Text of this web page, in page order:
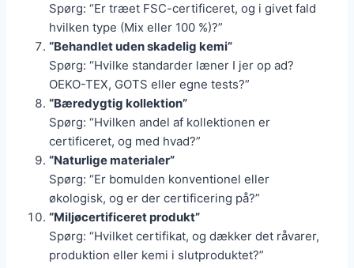
Spørg: “Er træet FSC-certificeret, og i givet fald
hvilken type (Mix eller 100 %)?”
“Behandlet uden skadelig kemi”
Spørg: “Hvilke standarder læner I jer op ad?
OEKO-TEX, GOTS eller egne tests?”
“Bæredygtig kollektion”
Spørg: “Hvilken andel af kollektionen er
certificeret, og med hvad?”
“Naturlige materialer”
Spørg: “Er bomulden konventionel eller
økologisk, og er der certificering på?”
“Miljøcertificeret produkt”
Spørg: “Hvilket certifikat, og dækker det råvarer,
produktion eller kemi i slutproduktet?”